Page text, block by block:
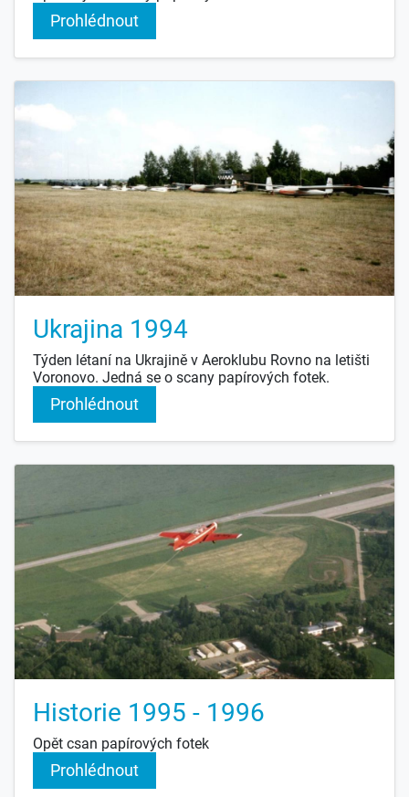
Prohlédnout
Ukrajina 1994
Týden létaní na Ukrajině v Aeroklubu Rovno na letišti
Voronovo. Jedná se o scany papírových fotek.
Prohlédnout
Historie 1995 - 1996
Opět csan papírových fotek
Prohlédnout